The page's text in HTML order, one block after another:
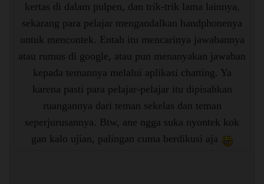
kertas di dalam pulpen, dan trik-trik lama lainnya,
sekarang para pelajar mengandalkan handphonenya
untuk mencontek. Entah itu mencarinya jawabannya
atau rumus di google, atau pun menanyakan jawaban
kepada temannya melalui aplikasi chatting. Ya
karena pasti para pelajar-pelajar itu dipisahkan
ruangannya dari teman sekelas dan teman
seperjurusannya. Btw, ane ngga suka nyontek kok
gan kalo ujian, palingan cuma berdikusi aja